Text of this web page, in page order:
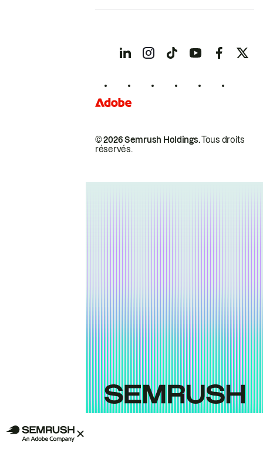
© 2026 Semrush Holdings.Tous droits
réservés.